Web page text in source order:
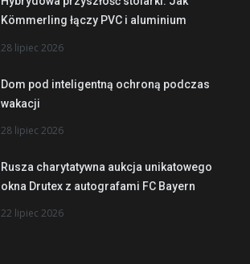
Kömmerling łączy PVC i aluminium
28 lipiec 2026
Dom pod inteligentną ochroną podczas
wakacji
28 lipiec 2026
Rusza charytatywna aukcja unikatowego
okna Drutex z autografami FC Bayern
22 lipiec 2026